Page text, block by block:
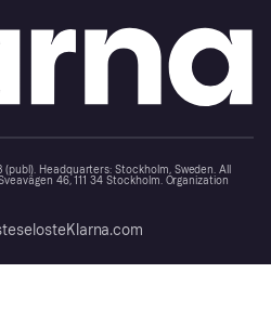
Headquarters: Stockholm, Sweden. All
46, 111 34 Stockholm. Organization
Klarna.com